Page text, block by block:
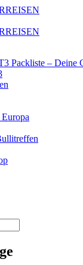
Packliste – Deine